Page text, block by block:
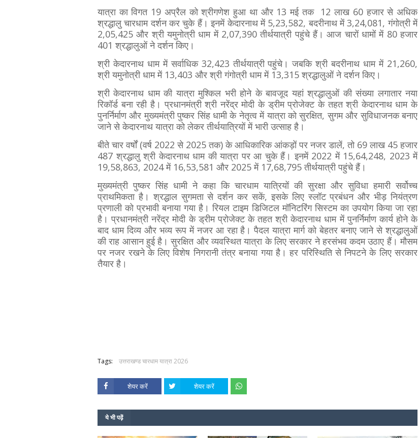
यात्रा का विगत 19 अप्रैल को श्रीगणेश हुआ था और 13 मई तक 12 लाख 60 हजार से अधिक
श्रद्धालु चारधाम दर्शन कर चुके हैं। इनमें केदारनाथ में 5,23,582, बदरीनाथ में 3,24,081, गंगोत्री में
2,05,425 और श्री यमुनोत्री धाम में 2,07,390 तीर्थयात्री पहुंचे हैं। आज चारों धामों में 80 हजार
401 श्रद्धालुओं ने दर्शन किए।
श्री केदारनाथ धाम में सर्वाधिक 32,423 तीर्थयात्री पहुंचे। जबकि श्री बदरीनाथ धाम में 21,260,
श्री यमुनोत्री धाम में 13,403 और श्री गंगोत्री धाम में 13,315 श्रद्धालुओं ने दर्शन किए।
श्री केदारनाथ धाम की यात्रा मुश्किल भरी होने के बावजूद यहां श्रद्धालुओं की संख्या लगातार नया
रिकॉर्ड बना रही है। प्रधानमंत्री श्री नरेंद्र मोदी के ड्रीम प्रोजेक्ट के तहत श्री केदारनाथ धाम के
पुनर्निर्माण और मुख्यमंत्री पुष्कर सिंह धामी के नेतृत्व में यात्रा को सुरक्षित, सुगम और सुविधाजनक बनाए
जाने से केदारनाथ यात्रा को लेकर तीर्थयात्रियों में भारी उत्साह है।
बीते चार वर्षों (वर्ष 2022 से 2025 तक) के आधिकारिक आंकड़ों पर नजर डालें, तो 69 लाख 45 हजार
487 श्रद्धालु श्री केदारनाथ धाम की यात्रा पर आ चुके हैं। इनमें 2022 में 15,64,248, 2023 में
19,58,863, 2024 में 16,53,581 और 2025 में 17,68,795 तीर्थयात्री पहुंचे हैं।
मुख्यमंत्री पुष्कर सिंह धामी ने कहा कि चारधाम यात्रियों की सुरक्षा और सुविधा हमारी सर्वोच्च
प्राथमिकता है। श्रद्धाल सुगमता से दर्शन कर सकें, इसके लिए स्लॉट प्रबंधन और भीड़ नियंत्रण
प्रणाली को प्रभावी बनाया गया है। रियल टाइम डिजिटल मॉनिटरिंग सिस्टम का उपयोग किया जा रहा
है। प्रधानमंत्री नरेंद्र मोदी के ड्रीम प्रोजेक्ट के तहत श्री केदारनाथ धाम में पुनर्निर्माण कार्य होने के
बाद धाम दिव्य और भव्य रूप में नजर आ रहा है। पैदल यात्रा मार्ग को बेहतर बनाए जाने से श्रद्धालुओं
की राह आसान हुई है। सुरक्षित और व्यवस्थित यात्रा के लिए सरकार ने हरसंभव कदम उठाए हैं। मौसम
पर नजर रखने के लिए विशेष निगरानी तंत्र बनाया गया है। हर परिस्थिति से निपटने के लिए सरकार
तैयार है।
Tags: उत्तराखण्ड चारधाम यात्रा 2026
शेयर करें शेयर करें
ये भी पढ़ें